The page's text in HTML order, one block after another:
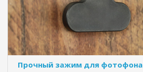
Прочный зажим для фотофона